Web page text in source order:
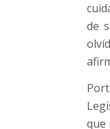
de
que